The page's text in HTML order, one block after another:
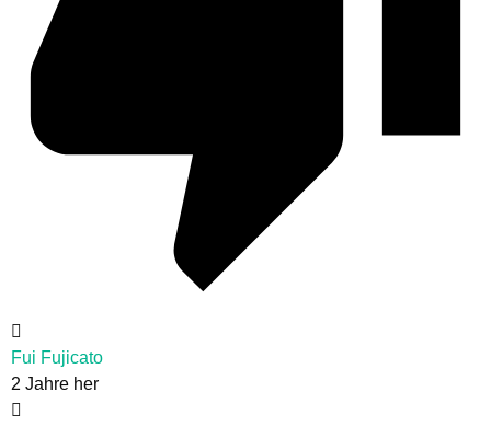
Fui Fujicato
2 Jahre her